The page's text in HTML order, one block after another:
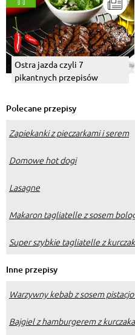
Ostra jazda czyli 7
pikantnych przepisów
Polecane przepisy
Zapiekanki z pieczarkami i serem
Domowe hot dogi
Lasagne
Makaron tagliatelle z sosem
Super szybkie tagliatelle z
Inne przepisy
Warzywny kebab z sosem
Bajgiel z hamburgerem z